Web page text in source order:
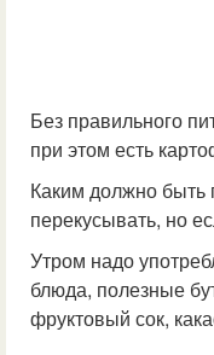
Без правильного
при этом есть
Каким должно быть
перекусывать, но
Утром надо
блюда, полезные
фруктовый сок,